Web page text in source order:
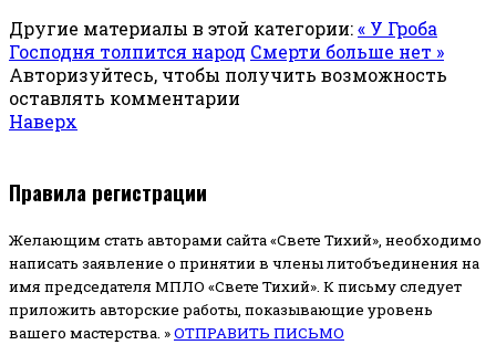
Другие материалы в этой категории:« У Гроба
Господня толпится народ Смерти больше нет »
Авторизуйтесь, чтобы получить возможность
оставлять комментарии
Наверх
Правила регистрации
Желающим стать авторами сайта «Свете Тихий», необходимо
написать заявление о принятии в члены литобъединения на
имя председателя МПЛО «Свете Тихий». К письму следует
приложить авторские работы, показывающие уровень
вашего мастерства. »ОТПРАВИТЬ ПИСЬМО